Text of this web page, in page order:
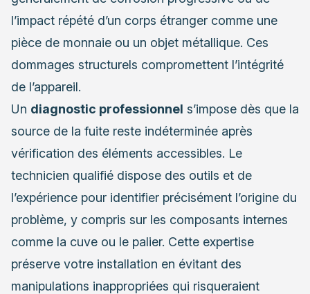
l’impact répété d’un corps étranger comme une
pièce de monnaie ou un objet métallique. Ces
dommages structurels compromettent l’intégrité
de l’appareil.
Un diagnostic professionnel s’impose dès que la
source de la fuite reste indéterminée après
vérification des éléments accessibles. Le
technicien qualifié dispose des outils et de
l’expérience pour identifier précisément l’origine du
problème, y compris sur les composants internes
comme la cuve ou le palier. Cette expertise
préserve votre installation en évitant des
manipulations inappropriées qui risqueraient